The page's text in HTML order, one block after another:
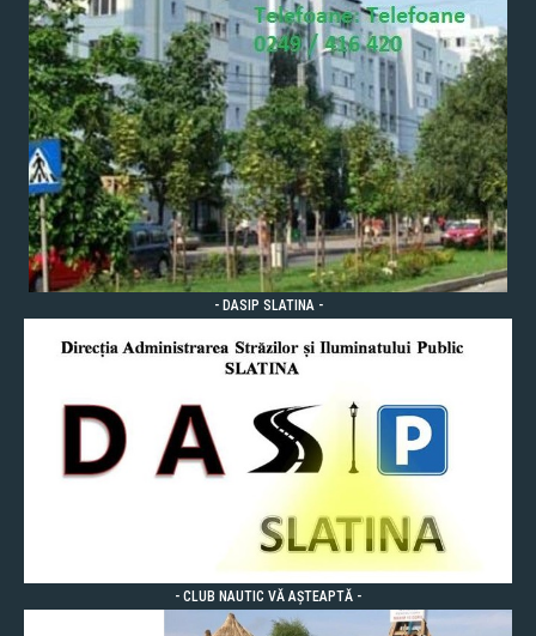
- DASIP SLATINA -
- CLUB NAUTIC VĂ AȘTEAPTĂ -